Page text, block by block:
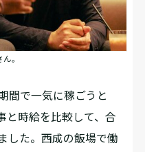
。
間で一気に稼ごうと
と時給を比較して、合
した。西成の飯場で働